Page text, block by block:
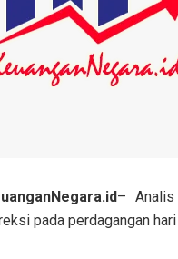
– Analis
pada perdagangan